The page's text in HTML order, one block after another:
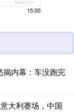
揭内幕：车没跑完
大利赛场，中国